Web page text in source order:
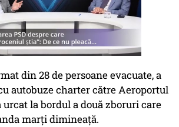
din 28 de persoane evacuate, a
autobuze charter către Aeroportul
urcat la bordul a două zboruri care
marți dimineață.